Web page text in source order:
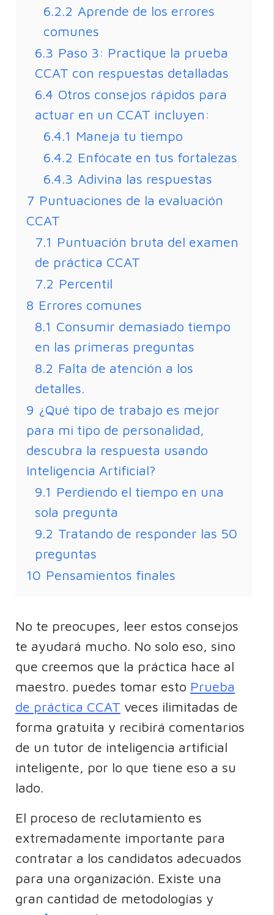
6.2.2 Aprende de los errores
comunes
6.3 Paso 3: Practique la prueba
CCAT con respuestas detalladas
6.4 Otros consejos rápidos para
actuar en un CCAT incluyen:
6.4.1 Maneja tu tiempo
6.4.2 Enfócate en tus fortalezas
6.4.3 Adivina las respuestas
7 Puntuaciones de la evaluación
CCAT
7.1 Puntuación bruta del examen
de práctica CCAT
7.2 Percentil
8 Errores comunes
8.1 Consumir demasiado tiempo
en las primeras preguntas
8.2 Falta de atención a los
detalles.
9 ¿Qué tipo de trabajo es mejor
para mi tipo de personalidad,
descubra la respuesta usando
Inteligencia Artificial?
9.1 Perdiendo el tiempo en una
sola pregunta
9.2 Tratando de responder las 50
preguntas
10 Pensamientos finales
No te preocupes, leer estos consejos
te ayudará mucho. No solo eso, sino
que creemos que la práctica hace al
maestro. puedes tomar esto Prueba
de práctica CCAT veces ilimitadas de
forma gratuita y recibirá comentarios
de un tutor de inteligencia artificial
inteligente, por lo que tiene eso a su
lado.
El proceso de reclutamiento es
extremadamente importante para
contratar a los candidatos adecuados
para una organización. Existe una
gran cantidad de metodologías y